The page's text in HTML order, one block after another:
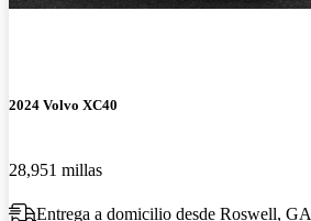
2024 Volvo XC40
28,951 millas
Entrega a domicilio desde Roswell, GA